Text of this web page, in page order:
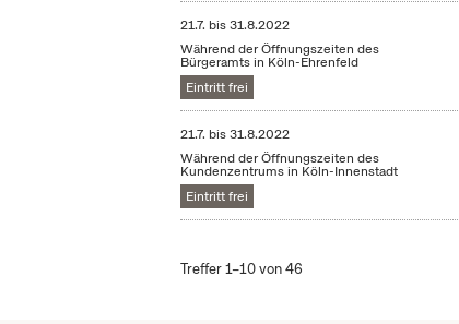
21.7. bis31.8.2022
Während der Öffnungszeiten des
Bürgeramts in Köln-Ehrenfeld
Eintritt frei
21.7. bis31.8.2022
Während der Öffnungszeiten des
Kundenzentrums in Köln-Innenstadt
Eintritt frei
Treffer 1–10 von 46